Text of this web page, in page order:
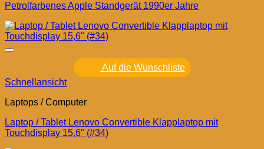
Petrolfarbenes Apple Standgerät 1990er Jahre
Auf die Wunschliste
Schnellansicht
Laptops / Computer
Laptop / Tablet Lenovo Convertible Klapplaptop mit
Touchdisplay 15,6″ (#34)